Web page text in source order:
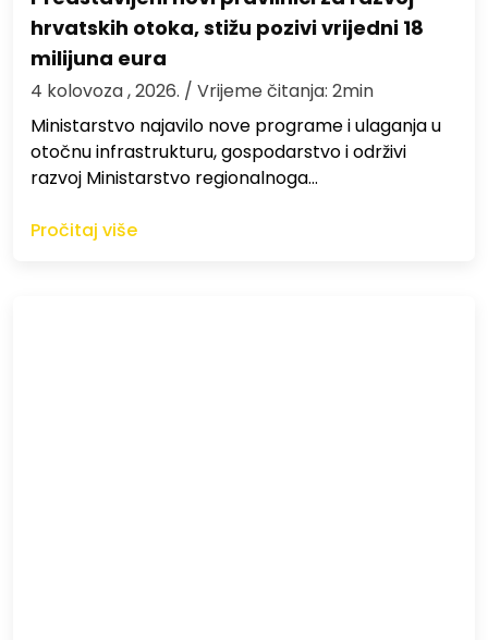
hrvatskih otoka, stižu pozivi vrijedni 18
milijuna eura
4 kolovoza , 2026. / Vrijeme čitanja: 2min
Ministarstvo najavilo nove programe i ulaganja u
otočnu infrastrukturu, gospodarstvo i održivi
razvoj Ministarstvo regionalnoga…
Pročitaj više